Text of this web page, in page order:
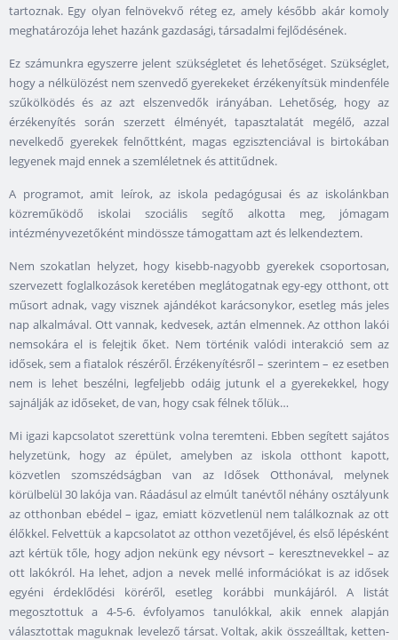
tartoznak. Egy olyan felnövekvő réteg ez, amely később akár komoly
meghatározója lehet hazánk gazdasági, társadalmi fejlődésének.
Ez számunkra egyszerre jelent szükségletet és lehetőséget. Szükséglet,
hogy a nélkülözést nem szenvedő gyerekeket érzékenyítsük mindenféle
szűkölködés és az azt elszenvedők irányában. Lehetőség, hogy az
érzékenyítés során szerzett élményét, tapasztalatát megélő, azzal
nevelkedő gyerekek felnőttként, magas egzisztenciával is birtokában
legyenek majd ennek a szemléletnek és attitűdnek.
A programot, amit leírok, az iskola pedagógusai és az iskolánkban
közreműködő iskolai szociális segítő alkotta meg, jómagam
intézményvezetőként mindössze támogattam azt és lelkendeztem.
Nem szokatlan helyzet, hogy kisebb-nagyobb gyerekek csoportosan,
szervezett foglalkozások keretében meglátogatnak egy-egy otthont, ott
műsort adnak, vagy visznek ajándékot karácsonykor, esetleg más jeles
nap alkalmával. Ott vannak, kedvesek, aztán elmennek. Az otthon lakói
nemsokára el is felejtik őket. Nem történik valódi interakció sem az
idősek, sem a fiatalok részéről. Érzékenyítésről – szerintem – ez esetben
nem is lehet beszélni, legfeljebb odáig jutunk el a gyerekekkel, hogy
sajnálják az időseket, de van, hogy csak félnek tőlük…
Mi igazi kapcsolatot szerettünk volna teremteni. Ebben segített sajátos
helyzetünk, hogy az épület, amelyben az iskola otthont kapott,
közvetlen szomszédságban van az Idősek Otthonával, melynek
körülbelül 30 lakója van. Ráadásul az elmúlt tanévtől néhány osztályunk
az otthonban ebédel – igaz, emiatt közvetlenül nem találkoznak az ott
élőkkel. Felvettük a kapcsolatot az otthon vezetőjével, és első lépésként
azt kértük tőle, hogy adjon nekünk egy névsort – keresztnevekkel – az
ott lakókról. Ha lehet, adjon a nevek mellé információkat is az idősek
egyéni érdeklődési köréről, esetleg korábbi munkájáról. A listát
megosztottuk a 4-5-6. évfolyamos tanulókkal, akik ennek alapján
választottak maguknak levelező társat. Voltak, akik összeálltak, ketten-